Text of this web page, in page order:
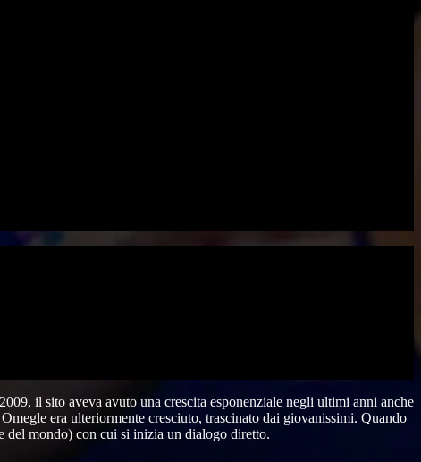
il sito aveva avuto una crescita esponenziale negli ultimi anni anche
era ulteriormente cresciuto, trascinato dai giovanissimi. Quando
del mondo) con cui si inizia un dialogo diretto.